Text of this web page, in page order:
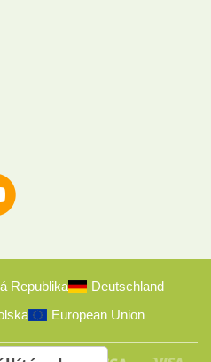
Republika
Deutschland
European Union